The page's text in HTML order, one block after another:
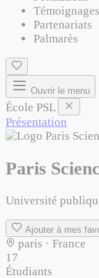
Témoignages
Partenariats
Palmarès
Ouvrir le menu
École PSL
Présentation
Paris
Université
Ajouter à mes
paris · France
17
Étudiants